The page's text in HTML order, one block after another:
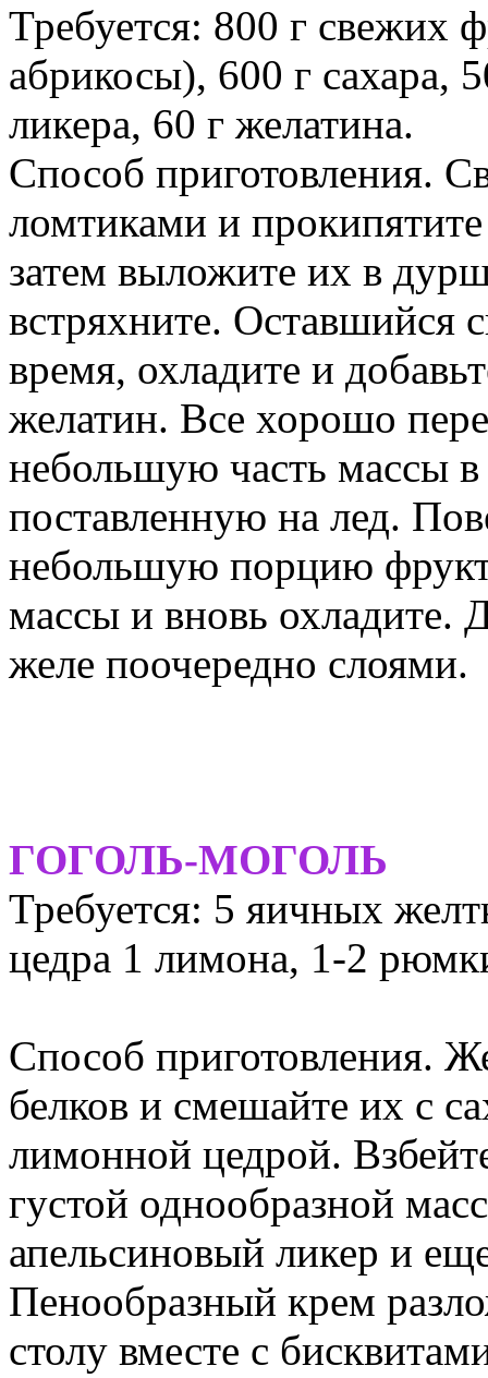
Требуется: 800 г свежих
абрикосы), 600 г сахара,
ликера, 60 г желатина.
Способ приготовления.
ломтиками и
затем выложите их в
встряхните. Оставшийся
время, охладите и
желатин. Все хорошо
небольшую часть массы
поставленную на лед.
небольшую порцию
массы и вновь охладите.
желе поочередно слоями.
ГОГОЛЬ-МОГОЛЬ
Требуется: 5 яичных
цедра 1 лимона, 1-2
Способ приготовления.
белков и смешайте их с
лимонной цедрой.
густой однообразной
апельсиновый ликер и
Пенообразный крем
столу вместе с